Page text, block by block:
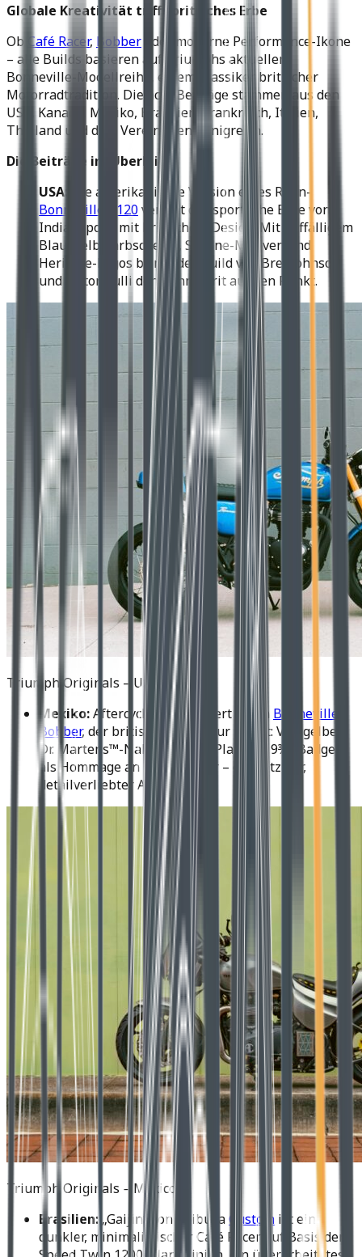
Globale Kreativität trifft britisches Erbe
Ob Café Racer, Bobber oder moderne Performance-Ikone
– alle Builds basieren auf Triumphs aktueller
Bonneville-Modellreihe, einem Klassiker britischer
Motorradtradition. Die acht Beiträge stammen aus den
USA, Kanada, Mexiko, Brasilien, Frankreich, Italien,
Thailand und dem Vereinigten Königreich.
Die Beiträge im Überblick
USA:
Die amerikanische Version eines Renn-
Bonneville T120vereint das sportliche Erbe von
Indianapolis mit britischem Design. Mit auffälligem
Blau-Gelb-Farbschema, Skyline-Motiven und
Heritage-Logos bringt der Build von Bret Johnson
und Victor Tulli den Rennspirit auf den Punkt.
Triumph Originals – USA
Mexiko:Aftercycles präsentiert einen Bonneville
Bobber, der britische Popkultur zitiert: Von gelber
Dr. Martens™-Naht bis zum „Platform 9¾“-Badge
als Hommage an Harry Potter – ein witziger,
detailverliebter Ansatz.
Triumph Originals – Mexico
Brasilien:„Gaijin“ von ShibuyaCustom ist ein
dunkler, minimalistischer Café Racer auf Basis der